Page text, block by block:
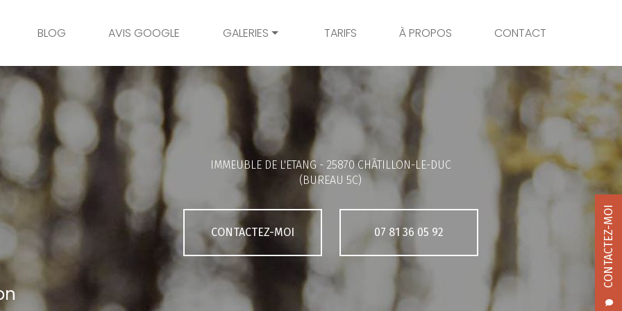
CONTACTEZ-MOI
BLOG AVIS GOOGLE GALERIES
Mariage
Grossesse
Bambins
Portrait
Galerie client
TARIFS À PROPOS CONTACT
IMMEUBLE DE L'ETANG - 25870 CHÂTILLON-LE-DUC
(BUREAU 5C)
CONTACTEZ-MOI 07 81 36 05 92